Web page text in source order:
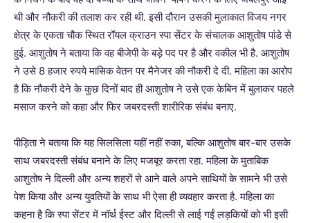
थी और नौकरी की तलाश कर रही थी. इसी दौरान उसकी मुलाकात विजय नगर
क्षेत्र के एकता चौक स्थित रॉयल क्राउन स्पा सेंटर के संचालक आशुतोष पांडे से
हुई. आशुतोष ने बताया कि वह बीजेपी के बड़े पद पर है और वकील भी है. आशुतोष
ने उसे 8 हजार रुपये मासिक वेतन पर मैनेजर की नौकरी दे दी. महिला का आरोप
है कि नौकरी देने के कुछ दिनों बाद ही आशुतोष ने उसे एक केबिन में बुलाकर पहले
मसाज करने को कहा और फिर जबरदस्ती शारीरिक संबंध बनाए.
पीड़िता ने बताया कि यह सिलसिला यहीं नहीं रुका, बल्कि आशुतोष बार-बार उसके
साथ जबरदस्ती संबंध बनाने के लिए मजबूर करता रहा. महिला के मुताबिक
आशुतोष ने दिल्ली और अन्य शहरों से आने वाले अपने साथियों के सामने भी उसे
पेश किया और अन्य युवतियों के साथ भी ऐसा ही व्यवहार करता है. महिला का
कहना है कि स्पा सेंटर में नॉर्थ ईस्ट और दिल्ली से लाई गईं लड़कियों को भी इसी